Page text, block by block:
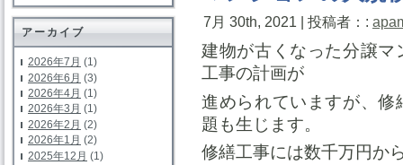
アーカイブ
2026年7月 (1)
2026年6月 (3)
2026年4月 (1)
2026年3月 (1)
2026年2月 (2)
2026年1月 (2)
2025年12月 (1)
7月 30th, 2021 | 投稿者：:
建物が古くなった分譲
工事の計画が
進められていますが、
題も生じます。
修繕工事には数千万円か